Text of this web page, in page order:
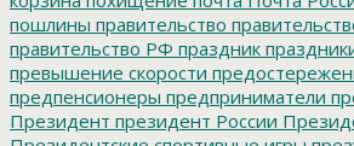
пошлины правительство
правительство РФ праздник
превышение скорости
предпенсионеры предприниматели
Президент президент России